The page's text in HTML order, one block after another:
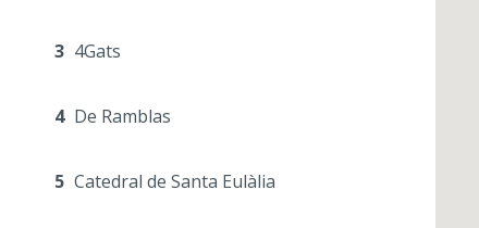
3 4Gats
4 De Ramblas
5 Catedral de Santa Eulàlia